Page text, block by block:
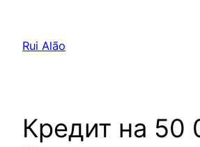
Rui Alão
Кредит на 50